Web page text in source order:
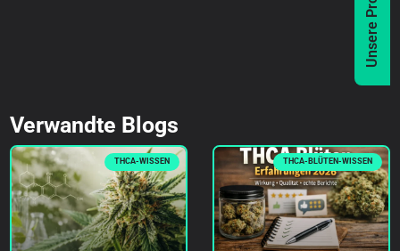
Verwandte Blogs
THCA-WISSEN THCA-BLÜTEN-WISSEN